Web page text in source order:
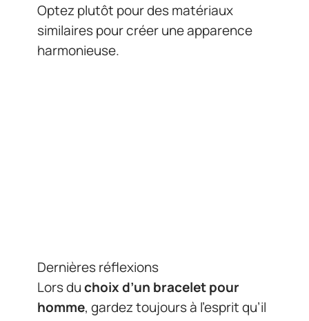
Optez plutôt pour des matériaux
similaires pour créer une apparence
harmonieuse.
votre personnalité et à vos goûts
personnels.
En évitant ces erreurs courantes lors